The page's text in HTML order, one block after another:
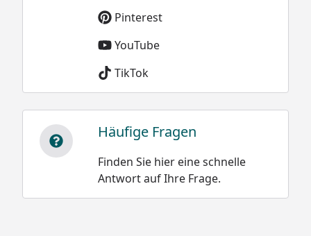
Pinterest
YouTube
TikTok
Häufige Fragen
Finden Sie hier eine schnelle
Antwort auf Ihre Frage.